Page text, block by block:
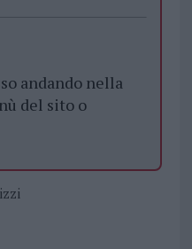
andando nella
del sito o